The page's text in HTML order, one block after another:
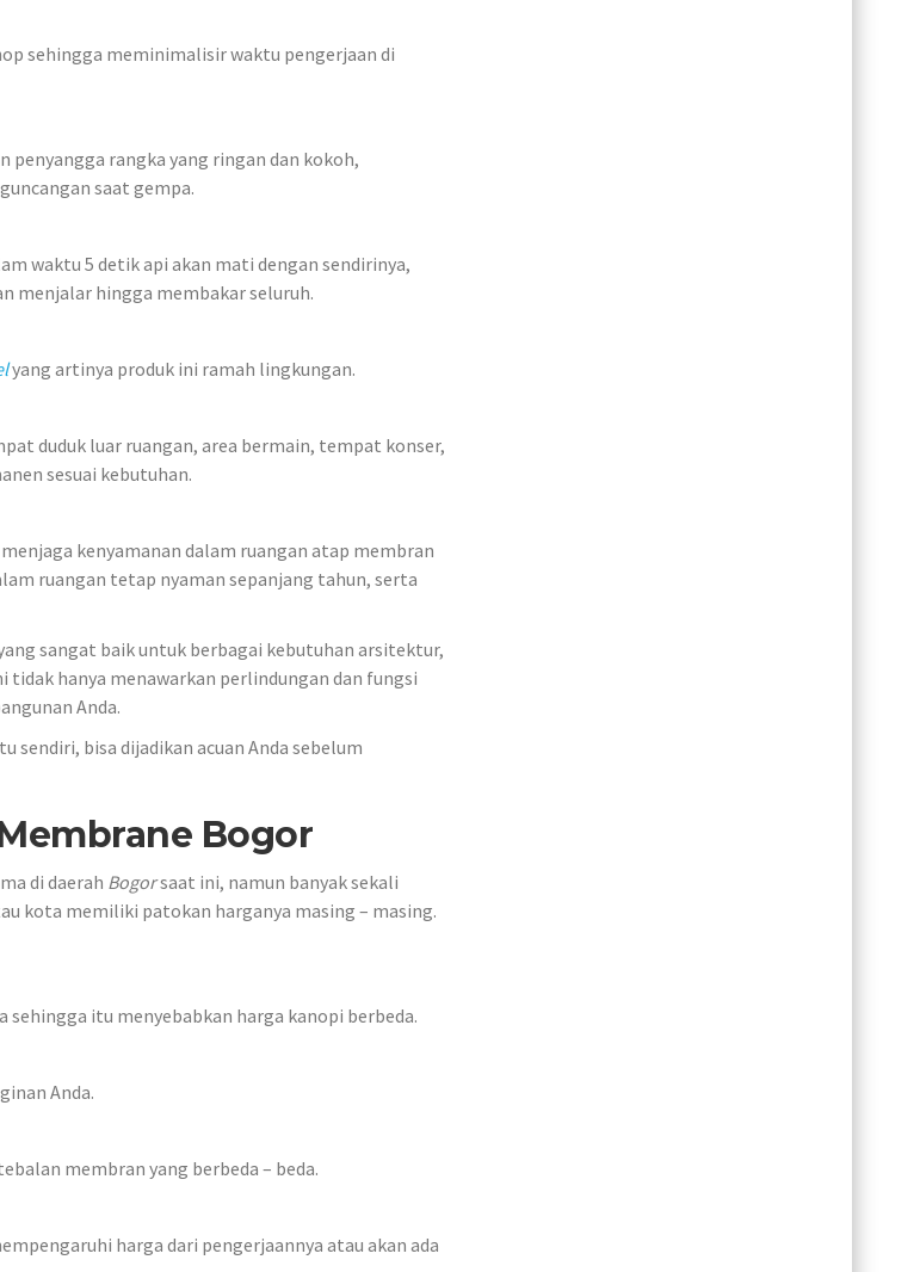
sehingga meminimalisir waktu pengerjaan di
penyangga rangka yang ringan dan kokoh,
saat gempa.
waktu 5 detik api akan mati dengan sendirinya,
menjalar hingga membakar seluruh.
yang artinya produk ini ramah lingkungan.
duduk luar ruangan, area bermain, tempat konser,
sesuai kebutuhan.
kenyamanan dalam ruangan atap membran
ruangan tetap nyaman sepanjang tahun, serta
sangat baik untuk berbagai kebutuhan arsitektur,
hanya menawarkan perlindungan dan fungsi
Anda.
sendiri, bisa dijadikan acuan Anda sebelum
Bogor
di daerah Bogorsaat ini, namun banyak sekali
kota memiliki patokan harganya masing – masing.
itu menyebabkan harga kanopi berbeda.
Anda.
membran yang berbeda – beda.
harga dari pengerjaannya atau akan ada